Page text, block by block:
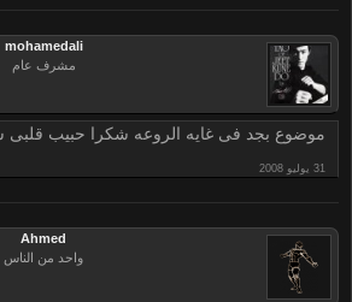
mohamedali
مشرف عام
موضوع بجد فى غايه الروعه شكرا حبيب قلبى
Ahmed
واحد من الناس